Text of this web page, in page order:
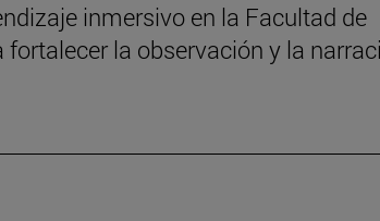
inmersivo en la Facultad de
la observación y la